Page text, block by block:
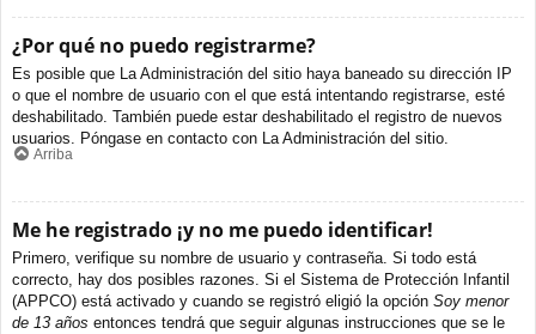
¿Por qué no puedo registrarme?
Es posible que La Administración del sitio haya baneado su dirección IP
o que el nombre de usuario con el que está intentando registrarse, esté
deshabilitado. También puede estar deshabilitado el registro de nuevos
usuarios. Póngase en contacto con La Administración del sitio.
Arriba
Me he registrado ¡y no me puedo identificar!
Primero, verifique su nombre de usuario y contraseña. Si todo está
correcto, hay dos posibles razones. Si el Sistema de Protección Infantil
(APPCO) está activado y cuando se registró eligió la opción Soy menor
de 13 años entonces tendrá que seguir algunas instrucciones que se le